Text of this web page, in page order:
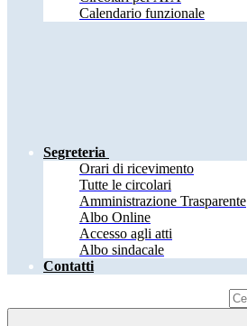
Calendario funzionale
Segreteria
Orari di ricevimento
Tutte le circolari
Amministrazione Trasparente
Albo Online
Accesso agli atti
Albo sindacale
Contatti